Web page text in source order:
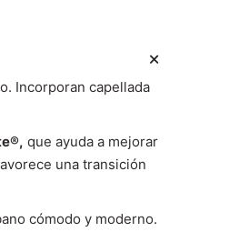
Incorporan capellada
que ayuda a mejorar
una transición
cómodo y moderno.